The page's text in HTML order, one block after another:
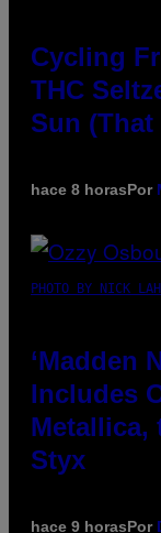
Cycling
THC
Sun (That
hace 8 horasPor
PHOTO BY NICK
‘Madden
Includes
Metallica,
Styx
hace 9 horasPor